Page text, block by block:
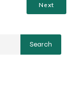
Next
Search